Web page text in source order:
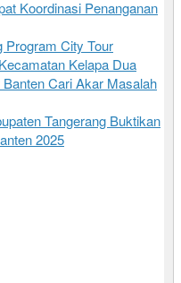
Koordinasi Penanganan
Program City Tour
Kelapa Dua
Cari Akar Masalah
Tangerang Buktikan
2025